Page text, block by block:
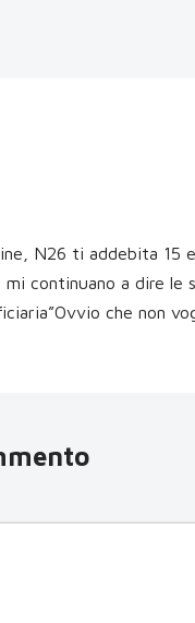
N26 ti addebita 15
continuano a dire le
che non